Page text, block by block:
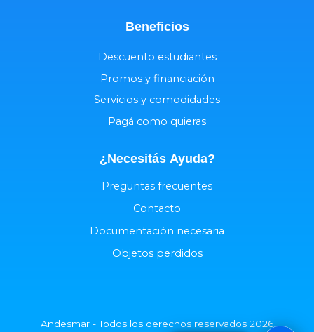
Beneficios
Descuento estudiantes
Promos y financiación
Servicios y comodidades
Pagá como quieras
¿Necesitás Ayuda?
Preguntas frecuentes
Contacto
Documentación necesaria
Objetos perdidos
Andesmar - Todos los derechos reservados 2026